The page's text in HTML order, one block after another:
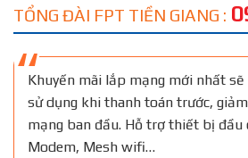
TỔNG ĐÀI FPT TIỀN GIANG :
Khuyến mãi lắp mạng mới nhất
sử dụng khi thanh toán trước,
mạng ban đầu. Hỗ trợ thiết bị đầu
Modem, Mesh wifi…